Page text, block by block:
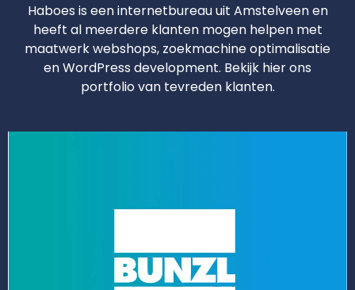
Haboes is een internetbureau uit Amstelveen en
heeft al meerdere klanten mogen helpen met
maatwerk webshops, zoekmachine optimalisatie
en WordPress development. Bekijk hier ons
portfolio van tevreden klanten.